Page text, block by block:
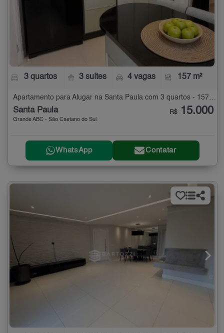
3 quartos 3 suítes 4 vagas 157 m²
Santa Paula
Grande ABC - São Caetano do Sul
R$ 15.000
WhatsApp Contatar